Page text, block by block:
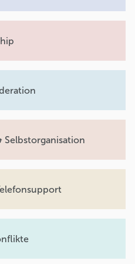
Selbstorganisation